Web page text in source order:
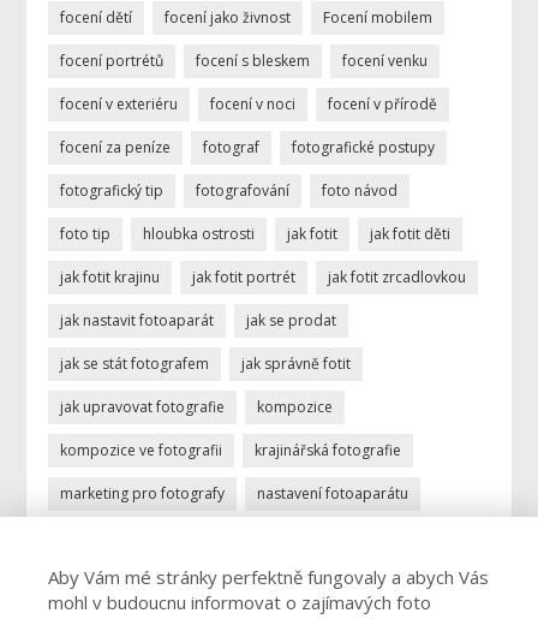
focení dětí focení jako živnost Focení mobilem
focení portrétů focení s bleskem focení venku
focení v exteriéru focení v noci focení v přírodě
focení za peníze fotograf fotografické postupy
fotografický tip fotografování foto návod
foto tip hloubka ostrosti jak fotit jak fotit děti
jak fotit krajinu jak fotit portrét jak fotit zrcadlovkou
jak nastavit fotoaparát jak se prodat
jak se stát fotografem jak správně fotit
jak upravovat fotografie kompozice
kompozice ve fotografii krajinářská fotografie
marketing pro fotografy nastavení fotoaparátu
profese fotograf profesionální fotograf
Aby Vám mé stránky perfektně fungovaly a abych Vás
mohl v budoucnu informovat o zajímavých foto